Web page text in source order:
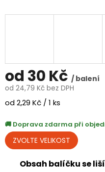
od 30 Kč / balení
od 24,79 Kč bez DPH
Měrná
od 2,29 Kč / 1 ks
Doprava zdarma při
Obsah balíčku se